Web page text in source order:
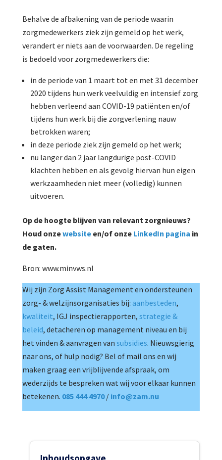
Behalve de afbakening van de periode waarin
zorgmedewerkers ziek zijn gemeld op het werk,
verandert er niets aan de voorwaarden. De regeling
is bedoeld voor zorgmedewerkers die:
in de periode van 1 maart tot en met 31 december
2020 tijdens hun werk veelvuldig en intensief zorg
hebben verleend aan COVID-19 patiënten en/of
tijdens hun werk bij die zorgverlening nauw
betrokken waren;
in deze periode ziek zijn gemeld op het werk;
nu langer dan 2 jaar langdurige post-COVID
klachten hebben en als gevolg hiervan hun eigen
werkzaamheden niet meer (volledig) kunnen
uitvoeren.
Op de hoogte blijven van relevant zorgnieuws?
Houd onzewebsiteen/of onze LinkedIn pagina in
de gaten.
Bron: www.minvws.nl
Wij zijn Zorg Assist Management en ondersteunen
zorg- & welzijnsorganisaties bij: aanbesteden,
kwaliteit, IGJ inspectierapporten, strategie &
beleid, detacheren op management niveau en bij
het vinden & aanvragen van subsidies. Nieuwsgierig
naar ons, of hulp nodig? Bel of mail ons en wij
maken graag een vrijblijvende afspraak, om
wederzijds te bespreken wat wij voor elkaar kunnen
betekenen. 085 444 4970/ info@zam.nu